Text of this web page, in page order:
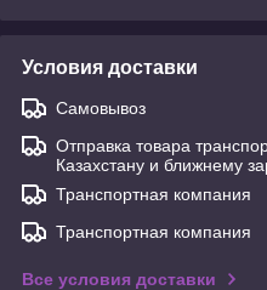
Условия доставки
Самовывоз
Отправка товара
Казахстану и ближнему
Транспортная компания
Транспортная компания
Все условия доставки